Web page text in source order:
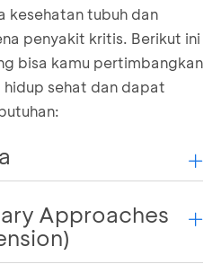
kesehatan tubuh dan
penyakit kritis. Berikut ini
bisa kamu pertimbangkan
hidup sehat dan dapat
diet yang
nabati dan lemak sehat,
kacangan, biji-
Approaches